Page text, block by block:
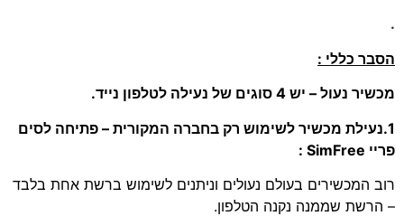
.
הסבר כללי :
מכשיר נעול – יש 4 סוגים של נעילה לטלפון נייד.
1.נעילת מכשיר לשימוש רק בחברה המקורית – פתיחה לסים
פריי SimFree :
רוב המכשירים בעולם נעולים וניתנים לשימוש ברשת אחת בלבד
– הרשת שממנה נקנה הטלפון.